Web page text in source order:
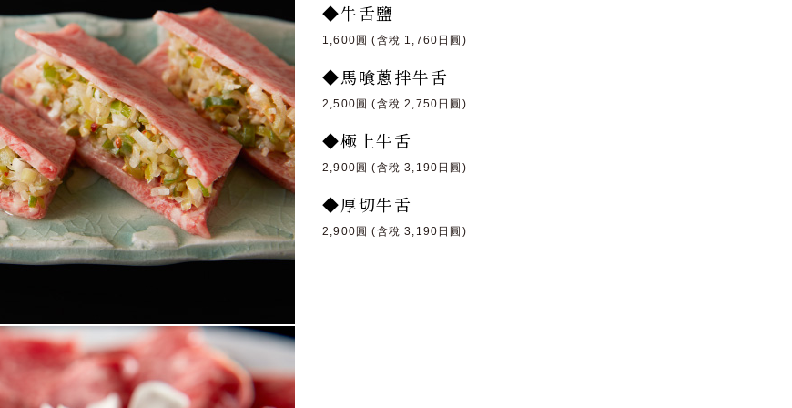
◆牛舌鹽
1,600圓 (含稅 1,760日圓)
◆馬喰蔥拌牛舌
2,500圓 (含稅 2,750日圓)
◆極上牛舌
2,900圓 (含稅 3,190日圓)
◆厚切牛舌
2,900圓 (含稅 3,190日圓)